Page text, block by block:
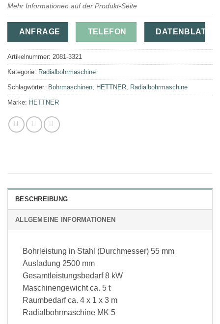
Mehr Informationen auf der Produkt-Seite
ANFRAGE TELEFON DATENBLATT
Artikelnummer: 2081-3321
Kategorie: Radialbohrmaschine
Schlagwörter: Bohrmaschinen, HETTNER, Radialbohrmaschine
Marke: HETTNER
BESCHREIBUNG
ALLGEMEINE INFORMATIONEN
Bohrleistung in Stahl (Durchmesser) 55 mm
Ausladung 2500 mm
Gesamtleistungsbedarf 8 kW
Maschinengewicht ca. 5 t
Raumbedarf ca. 4 x 1 x 3 m
Radialbohrmaschine MK 5